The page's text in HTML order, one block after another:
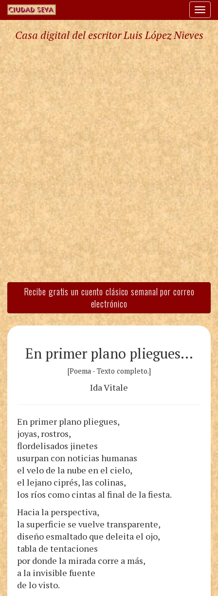
Casa digital del escritor Luis López Nieves
Recibe gratis un cuento clásico semanal por correo
electrónico
En primer plano pliegues…
[Poema - Texto completo.]
Ida Vitale
En primer plano pliegues,
joyas, rostros,
flordelisados jinetes
usurpan con noticias humanas
el velo de la nube en el cielo,
el lejano ciprés, las colinas,
los ríos como cintas al final de la fiesta.
Hacia la perspectiva,
la superficie se vuelve transparente,
diseño esmaltado que deleita el ojo,
tabla de tentaciones
por donde la mirada corre a más,
a la invisible fuente
de lo visto.